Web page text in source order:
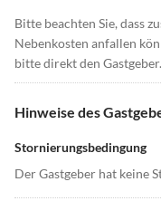
Bitte beachten Sie, dass
Nebenkosten anfallen
bitte direkt den Gastgeber.
Hinweise des
Stornierungsbedingung
Der Gastgeber hat keine